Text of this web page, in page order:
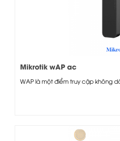
Mikrotik wAP ac
WAP là một điểm truy cập không